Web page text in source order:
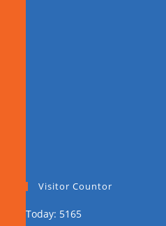
Visitor Countor
Today: 5165